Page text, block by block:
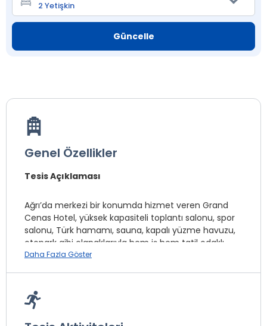
Güncelle
Genel Özellikler
Tesis Açıklaması
Ağrı’da merkezi bir konumda hizmet veren Grand
Cenas Hotel, yüksek kapasiteli toplantı salonu, spor
salonu, Türk hamamı, sauna, kapalı yüzme havuzu,
otopark gibi olanaklarıyla hem iş hem tatil odaklı
konaklamalar için konforlu bir adres sunuyor.
sırasında evlilik cüzdanı ibraz etmeleri
gerekmektedir .
Daha Fazla Göster